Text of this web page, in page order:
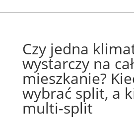
​​Czy jedna
wystarczy na
mieszkanie?
wybrać split, a
multi-split